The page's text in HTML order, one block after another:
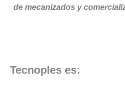
de mecanizados y
Tecnoples es: